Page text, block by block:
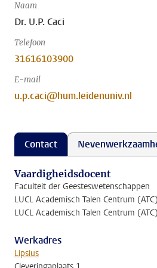
Naam
Dr. U.P. Caci
Telefoon
31616103900
E-mail
u.p.caci@hum.leidenuniv.nl
Contact
Vaardigheidsdocent
Faculteit der Geesteswetenschappen
LUCL Academisch Talen Centrum (ATC)
LUCL Academisch Talen Centrum (ATC)
Werkadres
Lipsius